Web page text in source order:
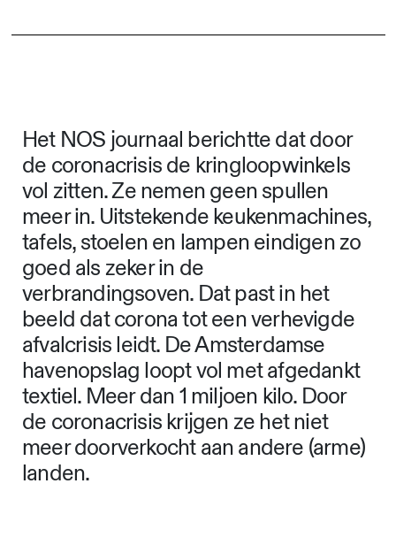
Het NOS journaal berichtte dat door
de coronacrisis de kringloopwinkels
vol zitten. Ze nemen geen spullen
meer in. Uitstekende keukenmachines,
tafels, stoelen en lampen eindigen zo
goed als zeker in de
verbrandingsoven. Dat past in het
beeld dat corona tot een verhevigde
afvalcrisis leidt. De Amsterdamse
havenopslag loopt vol met afgedankt
textiel. Meer dan 1 miljoen kilo. Door
de coronacrisis krijgen ze het niet
meer doorverkocht aan andere (arme)
landen.